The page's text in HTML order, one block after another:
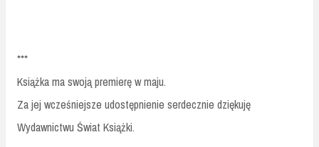
***
Książka ma swoją premierę w maju.
Za jej wcześniejsze udostępnienie serdecznie dziękuję
Wydawnictwu Świat Książki.